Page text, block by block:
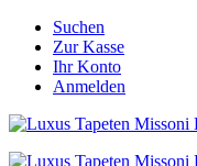
Suchen
Zur Kasse
Ihr Konto
Anmelden